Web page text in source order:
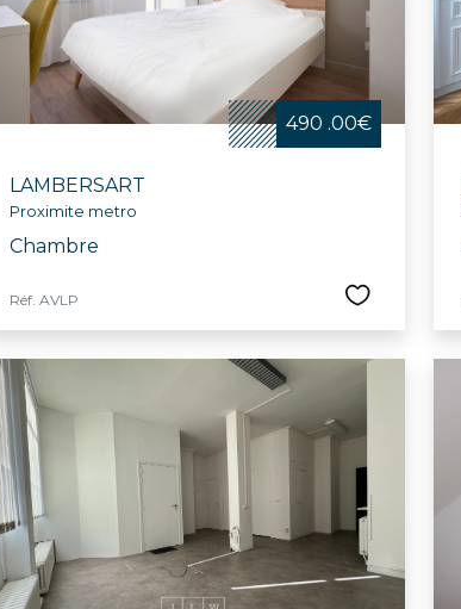
490 .00€
LAMBERSART
Proximite metro
Chambre
Réf. AVLP